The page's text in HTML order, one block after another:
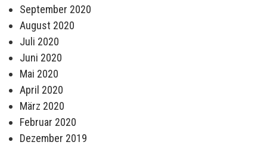
September 2020
August 2020
Juli 2020
Juni 2020
Mai 2020
April 2020
März 2020
Februar 2020
Dezember 2019